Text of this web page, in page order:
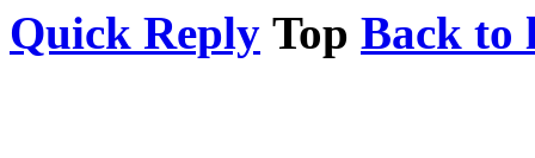
Quick Reply Top Back to